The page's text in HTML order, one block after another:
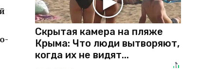
Скрытая камера на пляже
Крыма: Что люди вытворяют,
когда их не видят...